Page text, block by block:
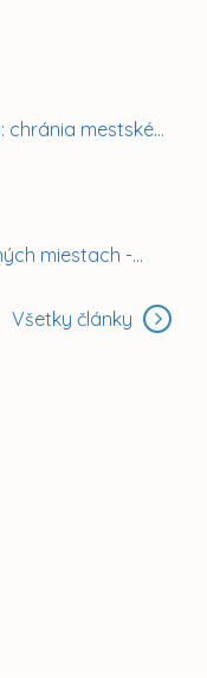
Košice menia sociálnu politiku: chránia mestské byty...
miestach -...
Všetky články